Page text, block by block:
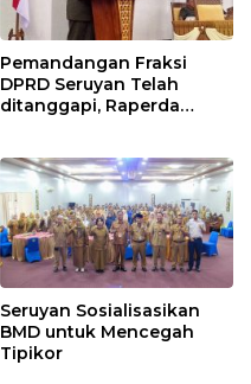
Pemandangan Fraksi
DPRD Seruyan Telah
ditanggapi, Raperda
Seruyan Sosialisasikan
BMD untuk Mencegah
Tipikor